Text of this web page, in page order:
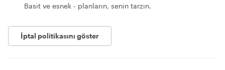
Basit ve esnek - planların, senin tarzın.
İptal politikasını göster